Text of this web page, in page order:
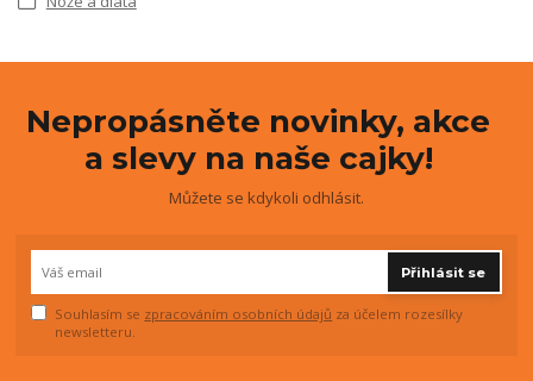
Nepropásněte novinky, akce
a slevy na naše cajky!
Můžete se kdykoli odhlásit.
Přihlásit se
Souhlasím se zpracováním osobních údajů za účelem rozesílky
newsletteru.